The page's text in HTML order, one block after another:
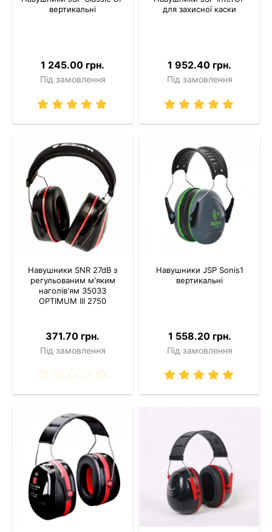
вертикальні
1 245.00 грн.
Під замовлення
для захисної каски
1 952.40 грн.
Під замовлення
Навушники SNR 27dB з
регульованим м'яким
наголів'ям 35033
OPTIMUM III 2750
371.70 грн.
Під замовлення
Навушники JSP Sonis1
вертикальні
1 558.20 грн.
Під замовлення